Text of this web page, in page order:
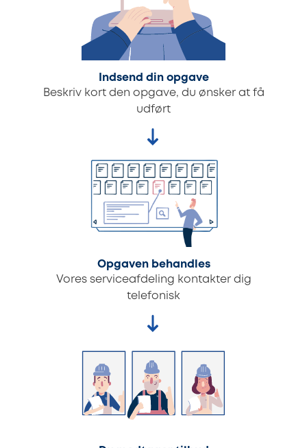
Indsend din opgave
Beskriv kort den opgave, du ønsker at få
udført
Opgaven behandles
Vores serviceafdeling kontakter dig
telefonisk